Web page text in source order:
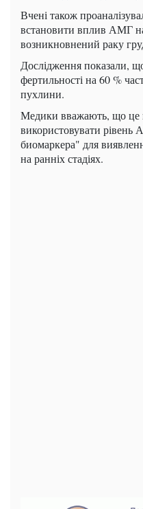
Вчені також
встановити вплив АМГ
возникновнений раку
Дослідження показали,
фертильності на 60 %
пухлини.
Медики вважають, що це
використовувати рівень
биомаркера" для
на ранніх стадіях.